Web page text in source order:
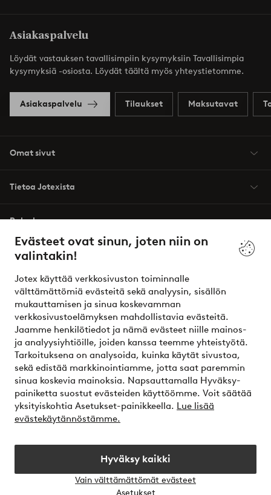
Evästeet ovat sinun, joten niin on
valintakin!
Jotex käyttää verkkosivuston toiminnalle
välttämättömiä evästeitä sekä analyysin, sisällön
mukauttamisen ja sinua koskevamman
verkkosivustoelämyksen mahdollistavia evästeitä.
Jaamme henkilötiedot ja nämä evästeet niille mainos-
ja analyysiyhtiöille, joiden kanssa teemme yhteistyötä.
Tarkoituksena on analysoida, kuinka käytät sivustoa,
sekä edistää markkinointiamme, jotta saat paremmin
sinua koskevia mainoksia. Napsauttamalla Hyväksy-
painiketta suostut evästeiden käyttöömme. Voit säätää
yksityiskohtia Asetukset-painikkeella. Lue lisää
evästekäytännöstämme.
Hyväksy kaikki
Vain välttämättömät evästeet
Asetukset
Asiakaspalvelu
Löydät vastauksen tavallisimpiin kysymyksiin Tavallisimpia
kysymyksiä -osiosta. Löydät täältä myös yhteystietomme.
Asiakaspalvelu Tilaukset Maksutavat
Omat sivut
Tietoa Jotexista
Palvelumme
Ehdot
Ystävät
Turvalliset maksut – maksa nyt tai erissä
Haluatko tietää lisää maksuvaihtoehdoistamme?
elpy